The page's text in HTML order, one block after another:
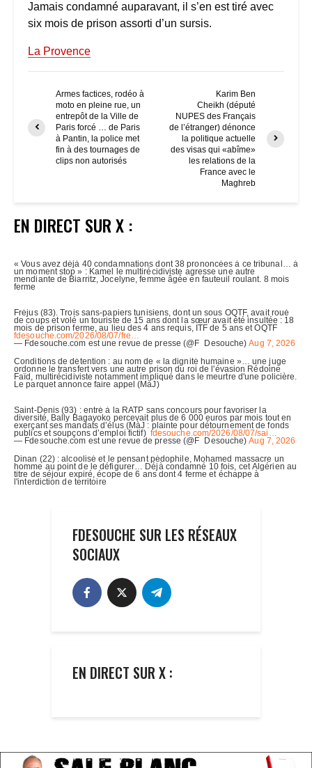
Jamais condamné auparavant, il s’en est tiré avec
six mois de prison assorti d’un sursis.
La Provence
Armes factices, rodéo à
moto en pleine rue, un
entrepôt de la Ville de
Paris forcé … de Paris
à Pantin, la police met
fin à des tournages de
clips non autorisés
Karim Ben
Cheikh (député
NUPES des Français
de l’étranger) dénonce
la politique actuelle
des visas qui «abîme»
les relations de la
France avec le
Maghreb
EN DIRECT SUR X :
FDESOUCHE SUR LES RÉSEAUX
SOCIAUX
EN DIRECT SUR X :